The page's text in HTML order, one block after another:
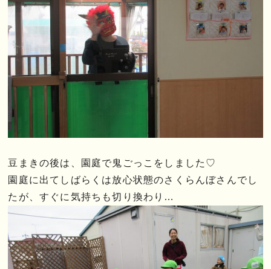
豆まきの後は、園庭で鬼ごっこをしました♡
園庭に出てしばらくは放心状態のさくらんぼさんでし
たが、すぐに気持ちも切り換わり…